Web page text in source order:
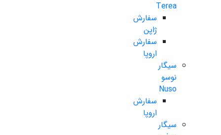
Terea
سفارش
ژاپن
سفارش
اروپا
سیگار
نوسو
Nuso
سفارش
اروپا
سیگار